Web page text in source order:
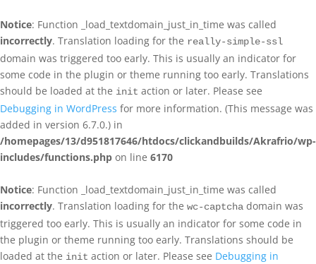
Notice: Function _load_textdomain_just_in_time was called
incorrectly. Translation loading for the really-simple-ssl
domain was triggered too early. This is usually an indicator for
some code in the plugin or theme running too early. Translations
should be loaded at the init action or later. Please see
Debugging in WordPress for more information. (This message was
added in version 6.7.0.) in
/homepages/13/d951817646/htdocs/clickandbuilds/Akrafrio/wp-
includes/functions.php on line 6170
Notice: Function _load_textdomain_just_in_time was called
incorrectly. Translation loading for the wc-captcha domain was
triggered too early. This is usually an indicator for some code in
the plugin or theme running too early. Translations should be
loaded at the init action or later. Please see Debugging in